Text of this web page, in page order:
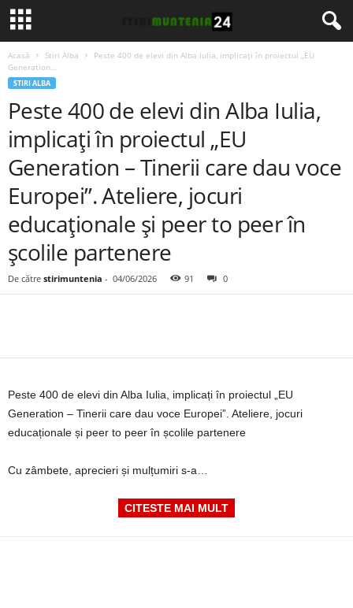
Acasă Stiri Alba
Peste 400 de elevi din Alba Iulia, implicați în proiectul „EU
Generation...
STIRI ALBA
Peste 400 de elevi din Alba Iulia,
implicați în proiectul „EU
Generation – Tinerii care dau voce
Europei”. Ateliere, jocuri
educaționale și peer to peer în
școlile partenere
De către stirimuntenia - 04/06/2026 91 0
Peste 400 de elevi din Alba Iulia, implicați în proiectul „EU
Generation – Tinerii care dau voce Europei”. Ateliere, jocuri
educaționale și peer to peer în școlile partenere
Cu zâmbete, aprecieri și mulțumiri s-a…
CITESTE MAI MULT